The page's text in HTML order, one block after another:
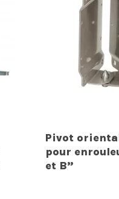
Pivot
pour
et B”